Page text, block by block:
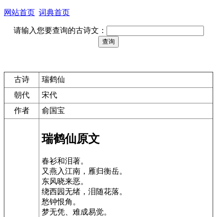
网站首页 词典首页
请输入您要查询的古诗文：
古诗
瑞鹤仙
朝代
宋代
作者
俞国宝
瑞鹤仙原文
春衫和泪著。
又燕入江南，雁归衡岳。
东风晓来恶。
绕西园无绪，泪随花落。
愁钟恨角。
梦无凭、难成易觉。